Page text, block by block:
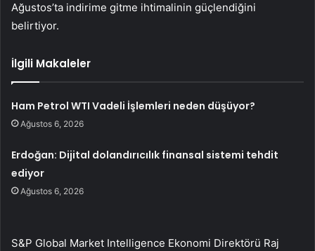
Ağustos’ta indirime gitme ihtimalinin güçlendiğini
belirtiyor.
İlgili Makaleler
Ham Petrol WTI Vadeli İşlemleri neden düşüyor?
Ağustos 6, 2026
Erdoğan: Dijital dolandırıcılık finansal sistemi tehdit
ediyor
Ağustos 6, 2026
S&P Global Market Intelligence Ekonomi Direktörü Raj